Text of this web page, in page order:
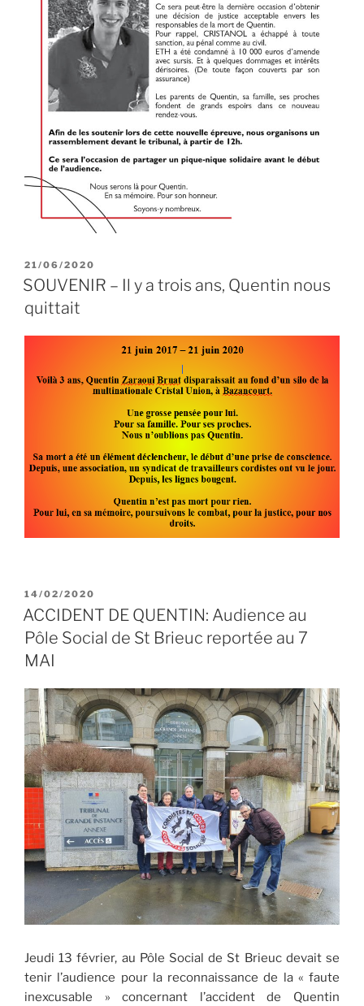
PUBLIÉ
LE
21/06/2020
SOUVENIR – Il y a trois ans, Quentin nous
quittait
PUBLIÉ
LE
14/02/2020
ACCIDENT DE QUENTIN: Audience au
Pôle Social de St Brieuc reportée au 7
MAI
Jeudi 13 février, au Pôle Social de St Brieuc devait se
tenir l’audience pour la reconnaissance de la « faute
inexcusable » concernant l’accident de Quentin